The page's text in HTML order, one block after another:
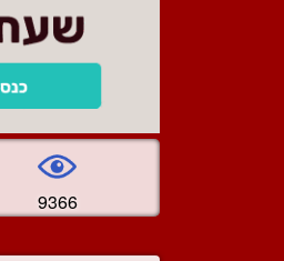
9366